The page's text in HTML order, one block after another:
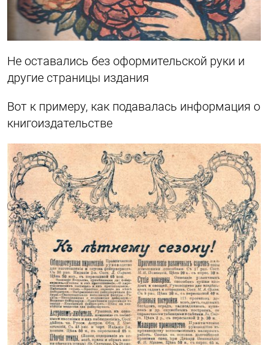
Не оставались без оформительской руки и
другие страницы издания
Вот к примеру, как подавалась информация о
книгоиздательстве